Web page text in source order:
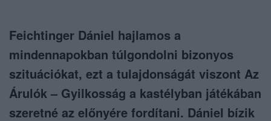
Feichtinger Dániel hajlamos a
mindennapokban túlgondolni bizonyos
szituációkat, ezt a tulajdonságát viszont Az
Árulók – Gyilkosság a kastélyban játékában
szeretné az előnyére fordítani. Dániel bízik